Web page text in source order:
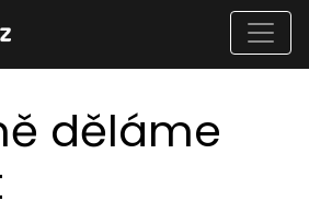
děláme